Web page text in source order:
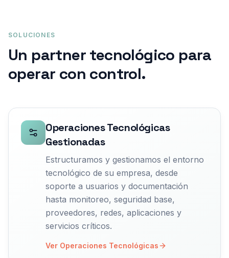
SOLUCIONES
Un partner tecnológico para
operar con control.
Operaciones Tecnológicas
Gestionadas
Estructuramos y gestionamos el entorno
tecnológico de su empresa, desde
soporte a usuarios y documentación
hasta monitoreo, seguridad base,
proveedores, redes, aplicaciones y
servicios críticos.
Ver Operaciones Tecnológicas